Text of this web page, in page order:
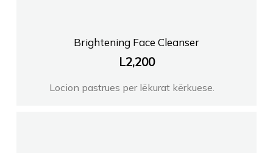
Brightening Face Cleanser
L2,200
Locion pastrues per lëkurat kërkuese.